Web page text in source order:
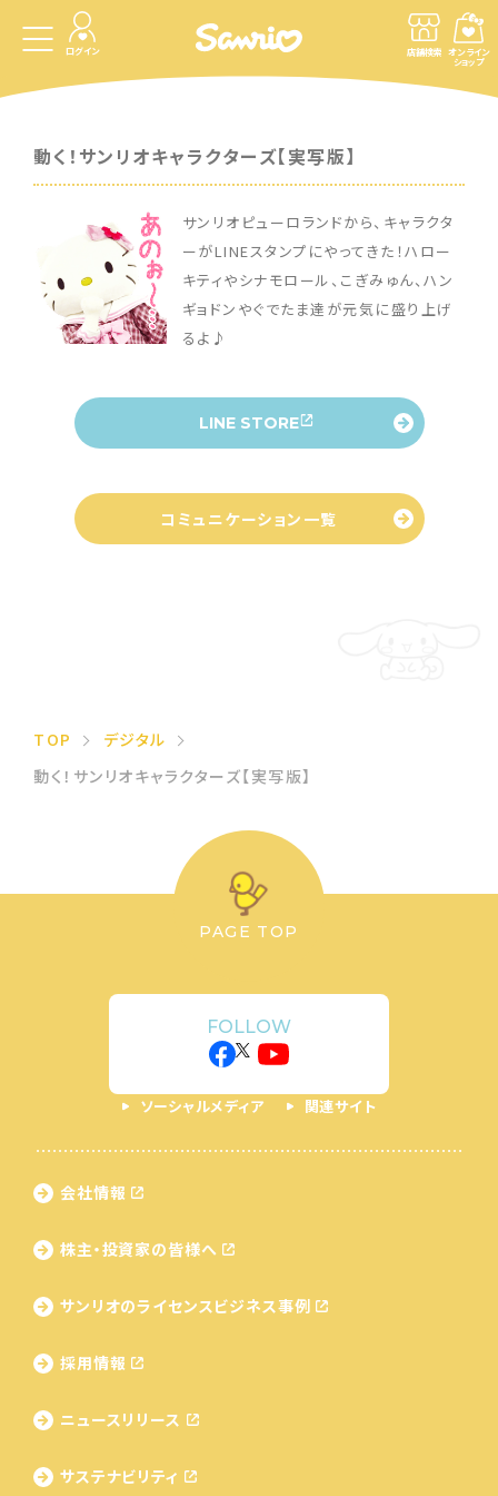
ログイン 店舗検索 オンライン
ショップ
動く！サンリオキャラクターズ【実写版】
サンリオピューロランドから、キャラクタ
ーがLINEスタンプにやってきた！ハロー
キティやシナモロール、こぎみゅん、ハン
ギョドンやぐでたま達が元気に盛り上げ
るよ♪
LINE STORE
コミュニケーション一覧
TOP
デジタル
動く！サンリオキャラクターズ【実写版】
PAGE TOP
FOLLOW
ソーシャルメディア 関連サイト
会社情報
株主・投資家の皆様へ
サンリオのライセンス ビジネス事例
採用情報
ニュースリリース
サステナビリティ